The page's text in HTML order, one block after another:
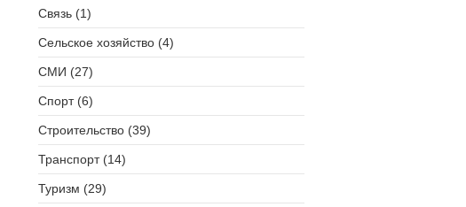
Связь (1)
Сельское хозяйство (4)
СМИ (27)
Спорт (6)
Строительство (39)
Транспорт (14)
Туризм (29)